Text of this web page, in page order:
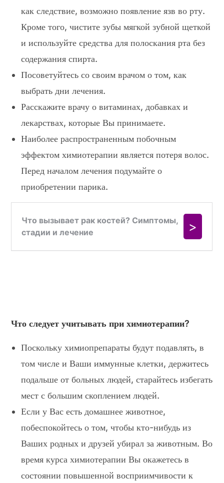
как следствие, возможно появление язв во рту.
Кроме того, чистите зубы мягкой зубной щеткой
и используйте средства для полоскания рта без
содержания спирта.
Посоветуйтесь со своим врачом о том, как
выбрать дни лечения.
Расскажите врачу о витаминах, добавках и
лекарствах, которые Вы принимаете.
Наиболее распространенным побочным
эффектом химиотерапии является потеря волос.
Перед началом лечения подумайте о
приобретении парика.
Что следует учитывать при химиотерапии?
Поскольку химиопрепараты будут подавлять, в
том числе и Ваши иммунные клетки, держитесь
подальше от больных людей, старайтесь избегать
мест с большим скоплением людей.
Если у Вас есть домашнее животное,
побеспокойтесь о том, чтобы кто-нибудь из
Ваших родных и друзей убирал за животным. Во
время курса химиотерапии Вы окажетесь в
состоянии повышенной восприимчивости к